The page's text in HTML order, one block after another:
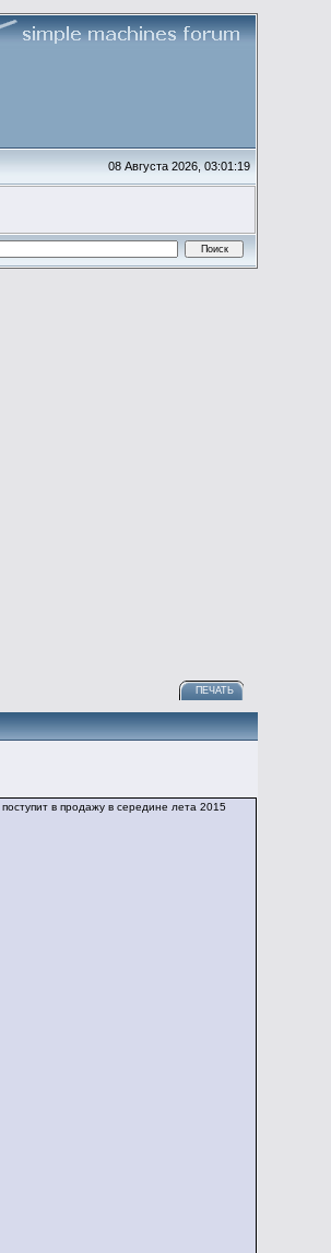
08 Августа 2026, 03:01:19
ПЕЧАТЬ
в продажу в середине лета 2015